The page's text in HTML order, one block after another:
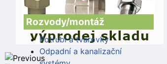
Rozvody/montáž
Potrubí a tvarovky
Odpadní a kanalizační